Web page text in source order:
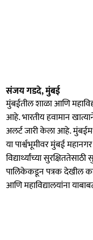
संजय गडदे, मुंबई
मुंबईतील शाळा आणि
आहे. भारतीय हवामान
अलर्ट जारी केला आहे.
या पार्श्वभूमीवर मुंबई
विद्यार्थ्यांच्या
पालिकेकडून पत्रक देखील
आणि महाविद्यालयांना